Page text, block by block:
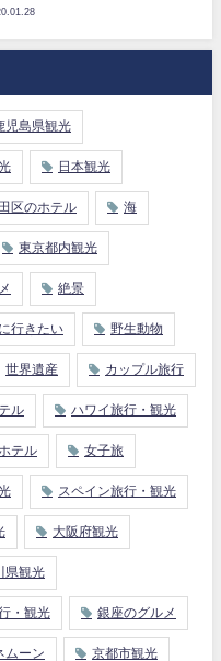
児島県観光
日本観光
区のホテル 海
東京都内観光
絶景
行きたい 野生動物
世界遺産 カップル旅行
ル ハワイ旅行・観光
テル 女子旅
スペイン旅行・観光
大阪府観光
県観光
・観光 銀座のグルメ
ムーン 京都市観光